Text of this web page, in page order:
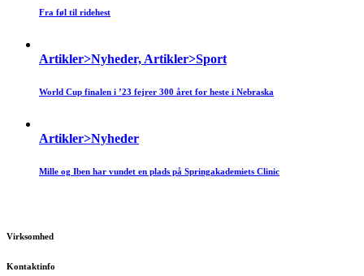
Fra føl til ridehest
Artikler>Nyheder, Artikler>Sport
World Cup finalen i ’23 fejrer 300 året for heste i Nebraska
Artikler>Nyheder
Mille og Iben har vundet en plads på Springakademiets Clinic
Virksomhed
Kontaktinfo